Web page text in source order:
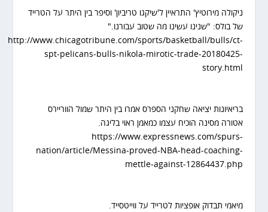
ניקולה מירוטיץ' התראיין ל'שיקגו טריביון' וסיפר בין היתר על הטרייד
של בולס: "שנינו עשינו מה שטוב עבורנו."
http://www.chicagotribune.com/sports/basketball/bulls/ct-
spt-pelicans-bulls-nikola-mirotic-trade-20180425-
story.html
בריאיונות יציאה שחקני הספרס אמרו בין היתר שמול הווריירס
אטורה מסינה הוכיח עצמו כמאמן ראוי בליגה.
https://www.expressnews.com/spurs-
nation/article/Messina-proved-NBA-head-coaching-
mettle-against-12864437.php
מיאמי תבדוק אופציות לטרייד על ווייטסייד.